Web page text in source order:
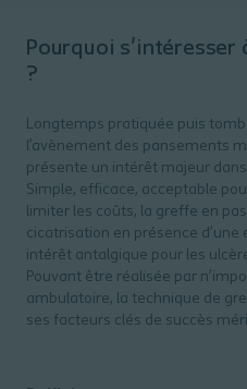
Pourquoi s'intéresser
?
Longtemps pratiquée puis
l’avènement des pansements
présente un intérêt majeur
Simple, efficace, acceptable
limiter les coûts, la greffe en
cicatrisation en présence
intérêt antalgique pour les
Pouvant être réalisée par
ambulatoire, la technique de
ses facteurs clés de succès